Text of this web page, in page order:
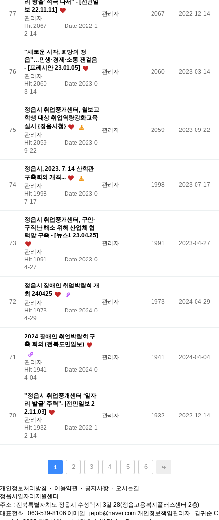
77
리 창출’ 적극 나서" - [전민일
보 22.11.11]
관리자
Hit 2067
Date 2022-1
2-14
관리자 2067 2022-12-14
76
"새로운 시작, 희망의 정
읍"…민생·경제·소통 잰걸음
- [프레시안 23.01.05]
관리자
Hit 2060
Date 2023-0
3-14
관리자 2060 2023-03-14
75
정읍시 취업중개센터, 칠보고
학생 대상 취업역량강화교육
실시 {정읍시청}
관리자
Hit 2059
Date 2023-0
9-22
관리자 2059 2023-09-22
74
정읍시, 2023. 7. 14 산학관
구축회의 개최...
관리자
Hit 1998
Date 2023-0
7-17
관리자 1998 2023-07-17
73
정읍시 취업중개센터, 구인·
구직난 해소 위해 산업체 협
력망 구축 - [뉴스1 23.04.25]
관리자
Hit 1991
Date 2023-0
4-27
관리자 1991 2023-04-27
72
정읍시 장애인 취업박람회 개
최 240425
관리자
Hit 1973
Date 2024-0
4-29
관리자 1973 2024-04-29
71
2024 장애인 취업박람회 구
축 회의 (전북도민일보)
관리자
Hit 1941
Date 2024-0
4-04
관리자 1941 2024-04-04
70
"정읍시 취업중개센터 ‘일자
리 발굴’ 주력"- [전민일보 2
2.11.03]
관리자
Hit 1932
Date 2022-1
2-14
관리자 1932 2022-12-14
1 2 3 4 5 6
개인정보처리방침 ∙ 이용약관 ∙ 공지사항 ∙ 오시는길
정읍시일자리지원센터
주소 : 전북특별자치도 정읍시 수성택지 3길 28(정읍고용복지플러스센터 2층)
대표전화 : 063-539-8106 이메일 : jejob@naver.com 개인정보책임관리자 : 김귀순 C